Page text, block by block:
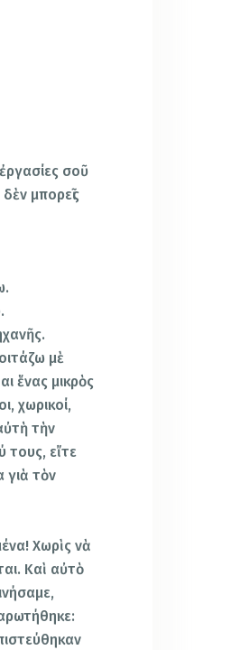
σοῦ
μπορεῖς
μὲ
ἕνας μικρὸς
χωρικοί,
τὴν
τους, εἴτε
γιὰ τὸν
Χωρὶς νὰ
Καὶ αὐτὸ